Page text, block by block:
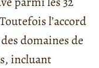
l’accord
domaines de
incluant